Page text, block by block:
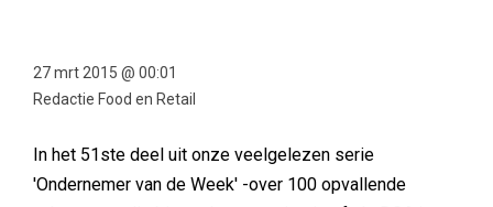
27 mrt 2015 @ 00:01
Redactie Food en Retail
In het 51ste deel uit onze veelgelezen serie
'Ondernemer van de Week' -over 100 opvallende